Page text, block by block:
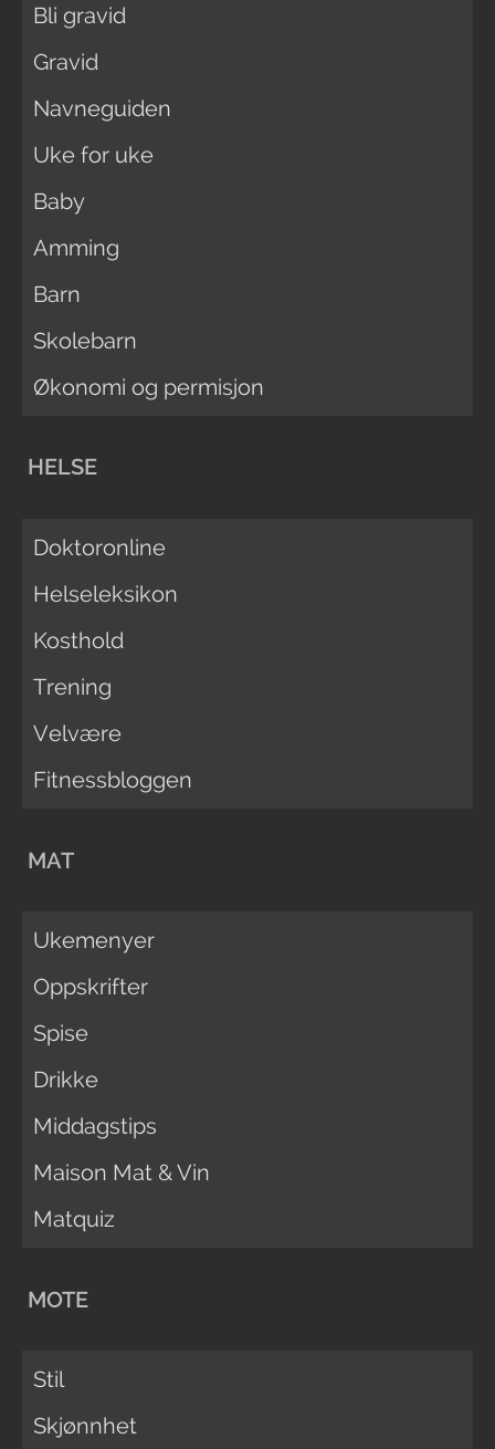
Bli gravid
Gravid
Navneguiden
Uke for uke
Baby
Amming
Barn
Skolebarn
Økonomi og permisjon
HELSE
Doktoronline
Helseleksikon
Kosthold
Trening
Velvære
Fitnessbloggen
MAT
Ukemenyer
Oppskrifter
Spise
Drikke
Middagstips
Maison Mat & Vin
Matquiz
MOTE
Stil
Skjønnhet